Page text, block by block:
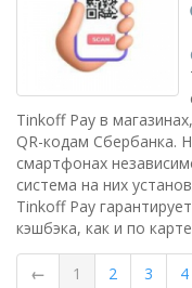
Tinkoff Pay в
QR-кодам Сбербанка.
смартфонах
система на них
Tinkoff Pay
кэшбэка, как и по
← 1 2 3 4